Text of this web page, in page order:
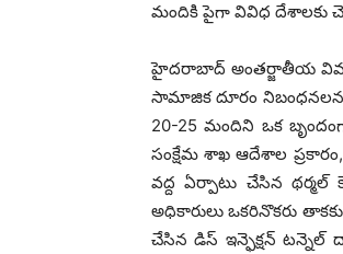
మందికి పైగా వివిధ దేశాలకు
హైదరాబాద్ అంతర్జాతీయ
సామాజిక దూరం
20-25 మందిని ఒక
సంక్షేమ శాఖ ఆదేశాల
వద్ద ఏర్పాటు చేసిన థర్మల్
అధికారులు ఒకరినొకరు
చేసిన డిస్ ఇన్ఫెక్షన్ టన్నెల్